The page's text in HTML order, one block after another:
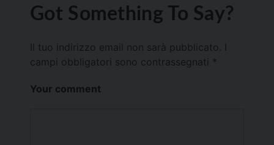
Got Something To Say?
Il tuo indirizzo email non sarà pubblicato.
campi obbligatori sono contrassegnati *
Your comment